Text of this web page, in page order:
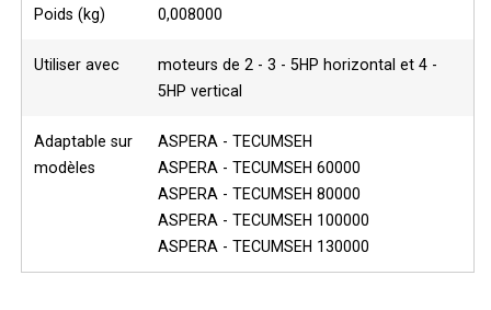
Poids (kg) 0,008000
Utiliser avec
moteurs de 2 - 3 - 5HP horizontal et 4 -
5HP vertical
Adaptable sur
modèles
ASPERA - TECUMSEH
ASPERA - TECUMSEH 60000
ASPERA - TECUMSEH 80000
ASPERA - TECUMSEH 100000
ASPERA - TECUMSEH 130000